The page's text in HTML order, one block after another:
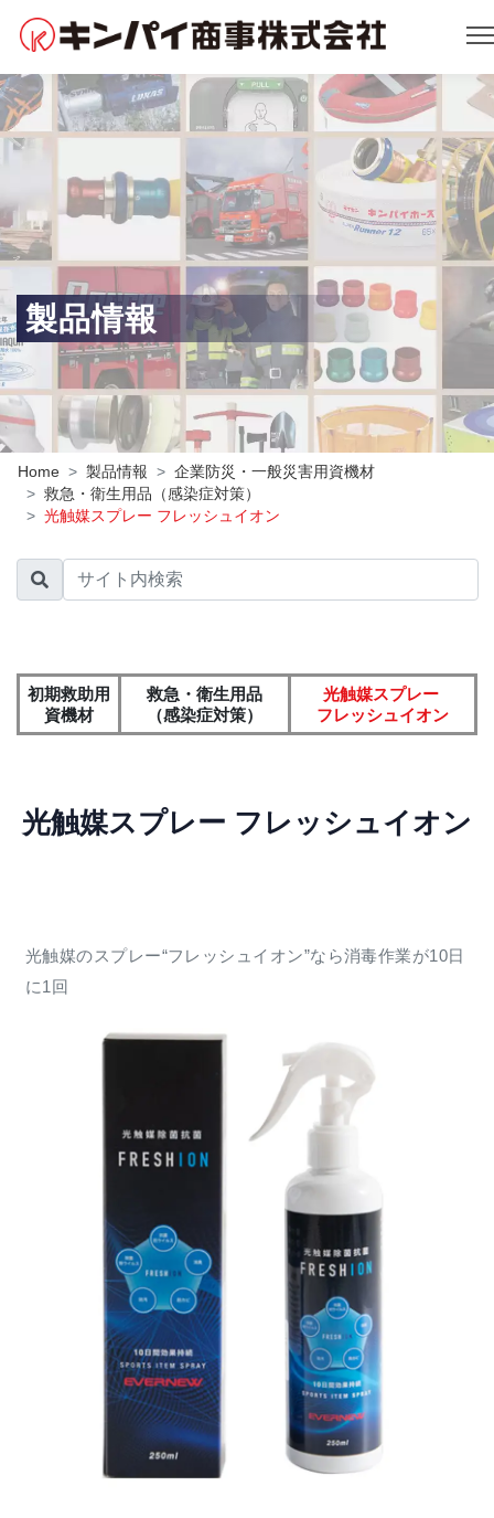
製品情報
Home 製品情報
企業防災・一般災害用資機材
救急・衛生用品（感染症対策）
光触媒スプレー フレッシュイオン
初期救助用
資機材
救急・衛生用品
（感染症対策）
光触媒スプレー
フレッシュイオン
光触媒スプレー フレッシュイオン
光触媒のスプレー“フレッシュイオン”なら消毒作業が10日
に1回